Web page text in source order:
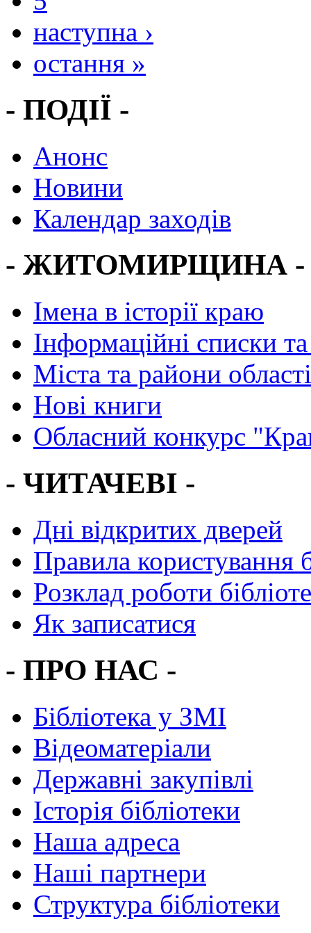
наступна ›
остання »
- ПОДІЇ -
Анонс
Новини
Календар заходів
- ЖИТОМИРЩИНА -
Імена в історії краю
Інформаційні списки
Міста та райони області
Нові книги
Обласний конкурс
- ЧИТАЧЕВІ -
Дні відкритих дверей
Правила користування
Розклад роботи
Як записатися
- ПРО НАС -
Бібліотека у ЗМІ
Відеоматеріали
Державні закупівлі
Історія бібліотеки
Наша адреса
Наші партнери
Структура бібліотеки